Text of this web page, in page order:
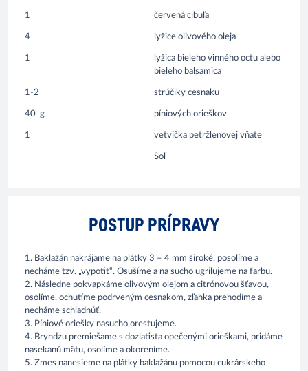
1 červená cibuľa
4 lyžice olivového oleja
1
lyžica bieleho vinného octu alebo
bieleho balsamica
1-2 strúčiky cesnaku
40 g píniových orieškov
1 vetvička petržlenovej vňate
Soľ
POSTUP PRÍPRAVY
1. Baklažán nakrájame na plátky 3 – 4 mm široké, posolíme a
necháme tzv. „vypotiť“. Osušíme a na sucho ugrilujeme na farbu.
2. Následne pokvapkáme olivovým olejom a citrónovou šťavou,
osolíme, ochutíme podrveným cesnakom, zľahka prehodíme a
necháme schladnúť.
3. Píniové oriešky nasucho orestujeme.
4. Bryndzu premiešame s dozlatista opečenými orieškami, pridáme
nasekanú mätu, osolíme a okoreníme.
5. Zmes nanesieme na plátky baklažánu pomocou cukrárskeho